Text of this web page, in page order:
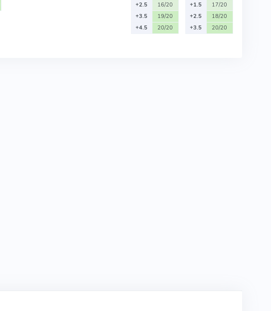
+2.5
16/20
+3.5
19/20
+4.5
20/20
+1.5
17/20
+2.5
18/20
+3.5
20/20